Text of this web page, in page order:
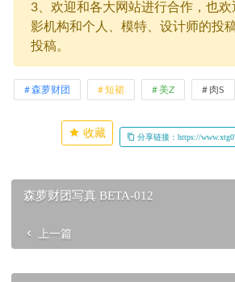
3、欢迎和各大网站进行合作，也
影机构和个人、模特、设计师的投
投稿。
森萝财团 短裙 美Z 肉S
收藏 分享链接：https://
森萝财团写真 BETA-012
上一篇